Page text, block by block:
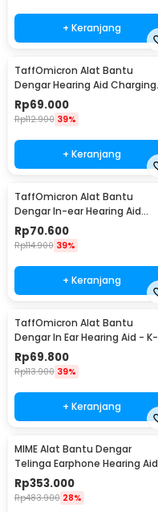
+ Keranjang
TaffOmicron Alat Bantu
Dengar Hearing Aid Charging
Station - JZ-1088F
Rp69.000
Rp112.900 39%
+ Keranjang
TaffOmicron Alat Bantu
Dengar In-ear Hearing Aid
Headset Back Clip - JY-2019A
Rp70.600
Rp114.900 39%
+ Keranjang
TaffOmicron Alat Bantu
Dengar In Ear Hearing Aid - K-
88U
Rp69.800
Rp113.900 39%
+ Keranjang
MIME Alat Bantu Dengar
Telinga Earphone Hearing Aid
Amplifier - Z-162
Rp353.000
Rp483.900 28%